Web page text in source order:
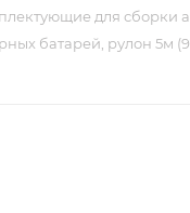
для сборки
батарей, рулон 5м